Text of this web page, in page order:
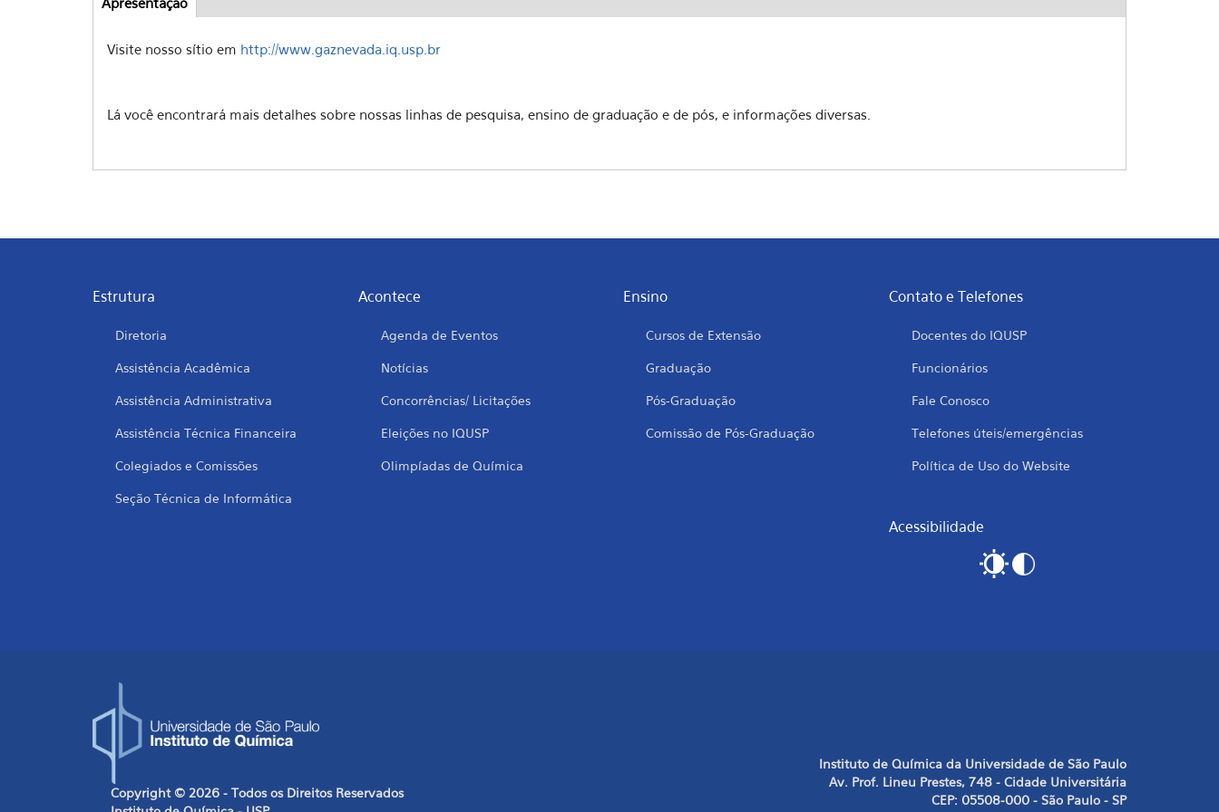
Abas
ativa)
Visite nosso sítio em http://www.gaznevada.iq.usp.br
Lá você encontrará mais detalhes sobre nossas linhas de pesquisa, ensino de graduação e de pós, e informações diversas.
Estrutura
Diretoria
Assistência Acadêmica
Assistência Administrativa
Assistência Técnica Financeira
Colegiados e Comissões
Seção Técnica de Informática
Acontece
Agenda de Eventos
Notícias
Concorrências/ Licitações
Eleições no IQUSP
Olimpíadas de Química
Ensino
Cursos de Extensão
Graduação
Pós-Graduação
Comissão de Pós-Graduação
Contato e Telefones
Docentes do IQUSP
Funcionários
Fale Conosco
Telefones úteis/emergências
Política de Uso do Website
Acessibilidade
Copyright © 2026 - Todos os Direitos Reservados
Instituto de Química da Universidade de São Paulo
Av. Prof. Lineu Prestes, 748 - Cidade Universitária
CEP: 05508-000 - São Paulo - SP